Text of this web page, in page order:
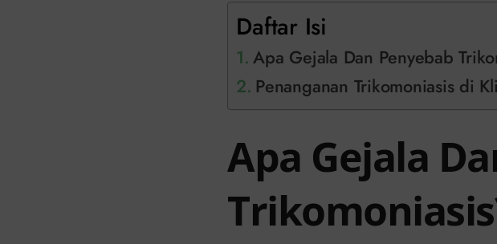
Daftar Isi
Apa Gejala Dan Penyebab
Penanganan Trikomoniasis di
Apa Gejala